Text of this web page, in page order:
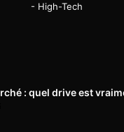
- High-Tech
: quel drive est